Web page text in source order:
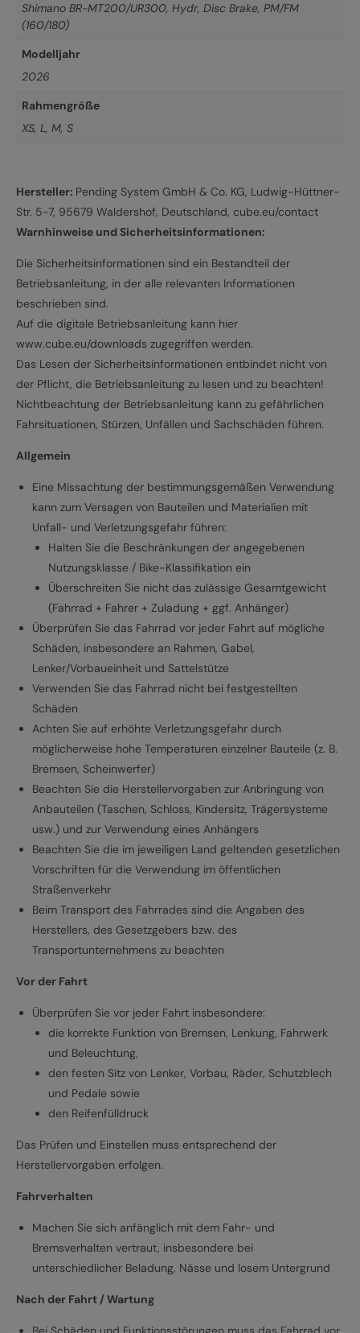
Shimano BR-MT200/UR300, Hydr, Disc Brake, PM/FM
(160/180)
Modelljahr
2026
Rahmengröße
XS, L, M, S
Hersteller: Pending System GmbH & Co. KG, Ludwig-Hüttner-
Str. 5-7, 95679 Waldershof, Deutschland, cube.eu/contact
Warnhinweise und Sicherheitsinformationen:
Die Sicherheitsinformationen sind ein Bestandteil der
Betriebsanleitung, in der alle relevanten Informationen
beschrieben sind.
Auf die digitale Betriebsanleitung kann hier
www.cube.eu/downloads zugegriffen werden.
Das Lesen der Sicherheitsinformationen entbindet nicht von
der Pflicht, die Betriebsanleitung zu lesen und zu beachten!
Nichtbeachtung der Betriebsanleitung kann zu gefährlichen
Fahrsituationen, Stürzen, Unfällen und Sachschäden führen.
Allgemein
Eine Missachtung der bestimmungsgemäßen Verwendung
kann zum Versagen von Bauteilen und Materialien mit
Unfall- und Verletzungsgefahr führen:
Halten Sie die Beschränkungen der angegebenen
Nutzungsklasse / Bike-Klassifikation ein
Überschreiten Sie nicht das zulässige Gesamtgewicht
(Fahrrad + Fahrer + Zuladung + ggf. Anhänger)
Überprüfen Sie das Fahrrad vor jeder Fahrt auf mögliche
Schäden, insbesondere an Rahmen, Gabel,
Lenker/Vorbaueinheit und Sattelstütze
Verwenden Sie das Fahrrad nicht bei festgestellten
Schäden
Achten Sie auf erhöhte Verletzungsgefahr durch
möglicherweise hohe Temperaturen einzelner Bauteile (z. B.
Bremsen, Scheinwerfer)
Beachten Sie die Herstellervorgaben zur Anbringung von
Anbauteilen (Taschen, Schloss, Kindersitz, Trägersysteme
usw.) und zur Verwendung eines Anhängers
Beachten Sie die im jeweiligen Land geltenden gesetzlichen
Vorschriften für die Verwendung im öffentlichen
Straßenverkehr
Beim Transport des Fahrrades sind die Angaben des
Herstellers, des Gesetzgebers bzw. des
Transportunternehmens zu beachten
Vor der Fahrt
Überprüfen Sie vor jeder Fahrt insbesondere:
die korrekte Funktion von Bremsen, Lenkung, Fahrwerk
und Beleuchtung,
den festen Sitz von Lenker, Vorbau, Räder, Schutzblech
und Pedale sowie
den Reifenfülldruck
Das Prüfen und Einstellen muss entsprechend der
Herstellervorgaben erfolgen.
Fahrverhalten
Machen Sie sich anfänglich mit dem Fahr- und
Bremsverhalten vertraut, insbesondere bei
unterschiedlicher Beladung, Nässe und losem Untergrund
Nach der Fahrt / Wartung